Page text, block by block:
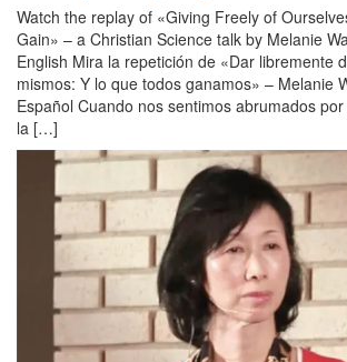
Watch the replay of «Giving Freely of
Gain» – a Christian Science talk by Melanie
English Mira la repetición de «Dar libremente
mismos: Y lo que todos ganamos» – Melanie
Español Cuando nos sentimos abrumados
la […]